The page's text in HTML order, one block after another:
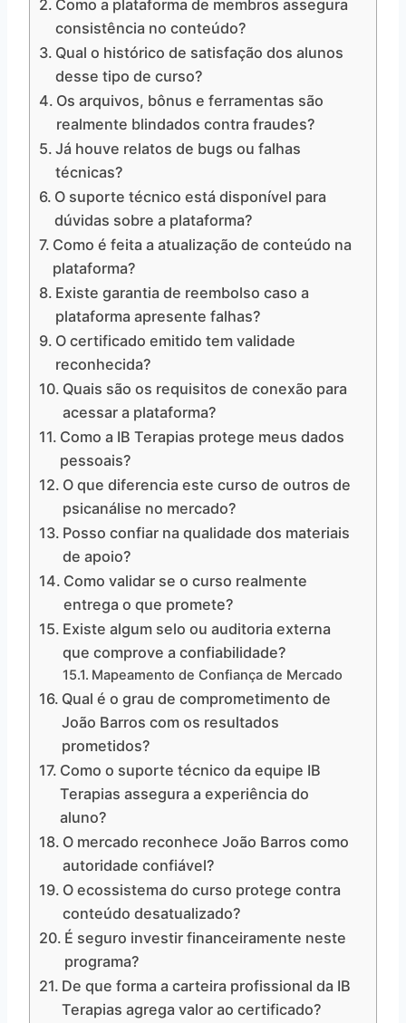
Como a plataforma de membros assegura
consistência no conteúdo?
Qual o histórico de satisfação dos alunos
desse tipo de curso?
Os arquivos, bônus e ferramentas são
realmente blindados contra fraudes?
Já houve relatos de bugs ou falhas
técnicas?
O suporte técnico está disponível para
dúvidas sobre a plataforma?
Como é feita a atualização de conteúdo na
plataforma?
Existe garantia de reembolso caso a
plataforma apresente falhas?
O certificado emitido tem validade
reconhecida?
Quais são os requisitos de conexão para
acessar a plataforma?
Como a IB Terapias protege meus dados
pessoais?
O que diferencia este curso de outros de
psicanálise no mercado?
Posso confiar na qualidade dos materiais
de apoio?
Como validar se o curso realmente
entrega o que promete?
Existe algum selo ou auditoria externa
que comprove a confiabilidade?
Mapeamento de Confiança de Mercado
Qual é o grau de comprometimento de
João Barros com os resultados
prometidos?
Como o suporte técnico da equipe IB
Terapias assegura a experiência do
aluno?
O mercado reconhece João Barros como
autoridade confiável?
O ecossistema do curso protege contra
conteúdo desatualizado?
É seguro investir financeiramente neste
programa?
De que forma a carteira profissional da IB
Terapias agrega valor ao certificado?